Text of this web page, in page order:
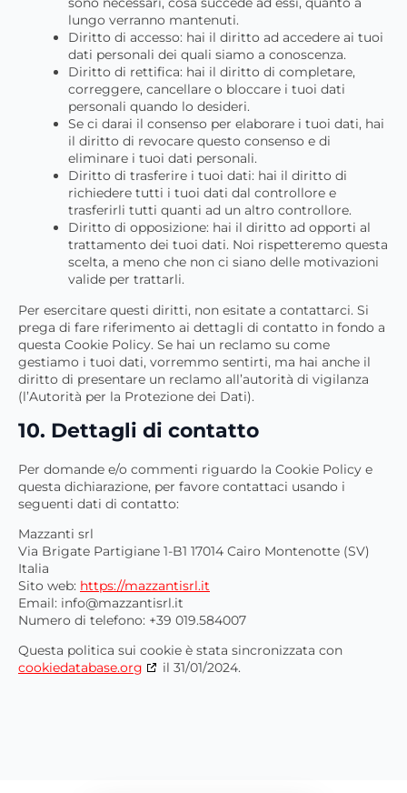
lungo verranno mantenuti.
Diritto di accesso: hai il diritto ad accedere ai tuoi
dati personali dei quali siamo a conoscenza.
Diritto di rettifica: hai il diritto di completare,
correggere, cancellare o bloccare i tuoi dati
personali quando lo desideri.
Se ci darai il consenso per elaborare i tuoi dati, hai
il diritto di revocare questo consenso e di
eliminare i tuoi dati personali.
Diritto di trasferire i tuoi dati: hai il diritto di
richiedere tutti i tuoi dati dal controllore e
trasferirli tutti quanti ad un altro controllore.
Diritto di opposizione: hai il diritto ad opporti al
trattamento dei tuoi dati. Noi rispetteremo questa
scelta, a meno che non ci siano delle motivazioni
valide per trattarli.
Per esercitare questi diritti, non esitate a contattarci. Si
prega di fare riferimento ai dettagli di contatto in fondo a
questa Cookie Policy. Se hai un reclamo su come
gestiamo i tuoi dati, vorremmo sentirti, ma hai anche il
diritto di presentare un reclamo all’autorità di vigilanza
(l’Autorità per la Protezione dei Dati).
10. Dettagli di contatto
Per domande e/o commenti riguardo la Cookie Policy e
questa dichiarazione, per favore contattaci usando i
seguenti dati di contatto:
Mazzanti srl
Via Brigate Partigiane 1-B1 17014 Cairo Montenotte (SV)
Italia
Sito web: https://mazzantisrl.it
Email: info@mazzantisrl.it
Numero di telefono: +39 019.584007
Questa politica sui cookie è stata sincronizzata con
cookiedatabase.org
il 31/01/2024.